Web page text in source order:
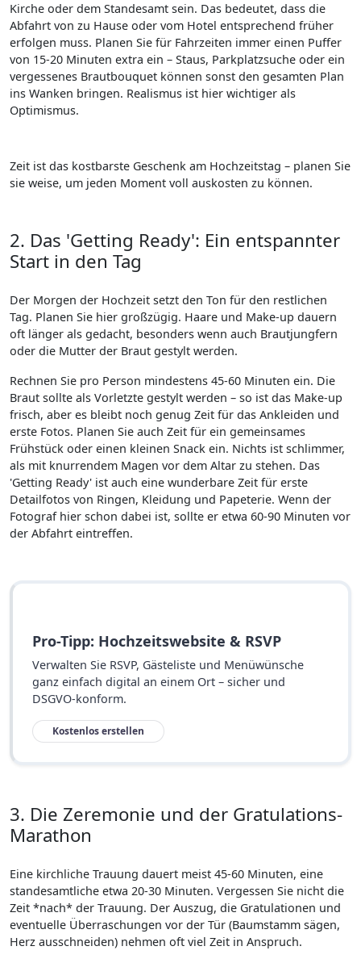
Kirche oder dem Standesamt sein. Das bedeutet, dass die
Abfahrt von zu Hause oder vom Hotel entsprechend früher
erfolgen muss. Planen Sie für Fahrzeiten immer einen Puffer
von 15-20 Minuten extra ein – Staus, Parkplatzsuche oder ein
vergessenes Brautbouquet können sonst den gesamten Plan
ins Wanken bringen. Realismus ist hier wichtiger als
Optimismus.
Zeit ist das kostbarste Geschenk am Hochzeitstag – planen Sie
sie weise, um jeden Moment voll auskosten zu können.
2. Das 'Getting Ready': Ein entspannter
Start in den Tag
Der Morgen der Hochzeit setzt den Ton für den restlichen
Tag. Planen Sie hier großzügig. Haare und Make-up dauern
oft länger als gedacht, besonders wenn auch Brautjungfern
oder die Mutter der Braut gestylt werden.
Rechnen Sie pro Person mindestens 45-60 Minuten ein. Die
Braut sollte als Vorletzte gestylt werden – so ist das Make-up
frisch, aber es bleibt noch genug Zeit für das Ankleiden und
erste Fotos. Planen Sie auch Zeit für ein gemeinsames
Frühstück oder einen kleinen Snack ein. Nichts ist schlimmer,
als mit knurrendem Magen vor dem Altar zu stehen. Das
'Getting Ready' ist auch eine wunderbare Zeit für erste
Detailfotos von Ringen, Kleidung und Papeterie. Wenn der
Fotograf hier schon dabei ist, sollte er etwa 60-90 Minuten vor
der Abfahrt eintreffen.
Pro-Tipp: Hochzeitswebsite & RSVP
Verwalten Sie RSVP, Gästeliste und Menüwünsche
ganz einfach digital an einem Ort – sicher und
DSGVO-konform.
Kostenlos erstellen
3. Die Zeremonie und der Gratulations-
Marathon
Eine kirchliche Trauung dauert meist 45-60 Minuten, eine
standesamtliche etwa 20-30 Minuten. Vergessen Sie nicht die
Zeit *nach* der Trauung. Der Auszug, die Gratulationen und
eventuelle Überraschungen vor der Tür (Baumstamm sägen,
Herz ausschneiden) nehmen oft viel Zeit in Anspruch.